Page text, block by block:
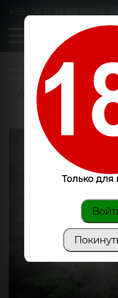
GanjaLiveSeeds
Только для
Интернет-магазин Семена
Автоцветущие
Auto Critical